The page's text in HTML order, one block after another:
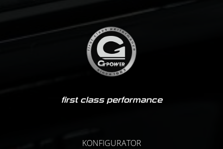
first class performance
KONFIGURATOR